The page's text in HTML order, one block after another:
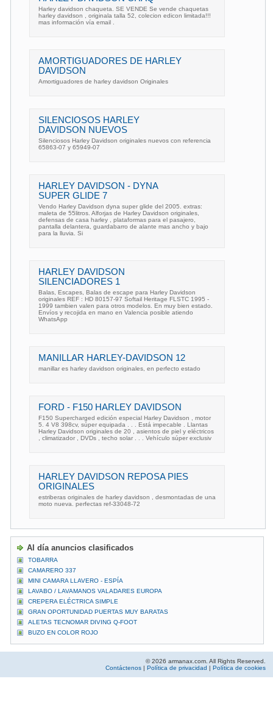
Harley davidson chaqueta. SE VENDE Se vende chaquetas
harley davidson , originala talla 52, colecion edicon limitada!!!
mas información vía email .
AMORTIGUADORES DE HARLEY
DAVIDSON
Amortiguadores de harley davidson Originales
SILENCIOSOS HARLEY
DAVIDSON NUEVOS
Silenciosos Harley Davidson originales nuevos con referencia
65863-07 y 65949-07
HARLEY DAVIDSON - DYNA
SUPER GLIDE 7
Vendo Harley Davidson dyna super glide del 2005. extras:
maleta de 55litros. Alforjas de Harley Davidson originales,
defensas de casa harley , plataformas para el pasajero,
pantalla delantera, guardabarro de alante mas ancho y bajo
para la lluvia. Si
HARLEY DAVIDSON
SILENCIADORES 1
Balas, Escapes, Balas de escape para Harley Davidson
originales REF : HD 80157-97 Softail Heritage FLSTC 1995 -
1999 tambien valen para otros modelos. En muy bien estado.
Envíos y recojida en mano en Valencia posible atiendo
WhatsApp
MANILLAR HARLEY-DAVIDSON 12
manillar es harley davidson originales, en perfecto estado
FORD - F150 HARLEY DAVIDSON
F150 Supercharged edición especial Harley Davidson , motor
5. 4 V8 398cv, súper equipada . . . Está impecable . Llantas
Harley Davidson originales de 20 , asientos de piel y eléctricos
, climatizador , DVDs , techo solar . . . Vehículo súper exclusiv
HARLEY DAVIDSON REPOSA PIES
ORIGINALES
estriberas originales de harley davidson , desmontadas de una
moto nueva. perfectas ref-33048-72
Al día anuncios clasificados
TOBARRA
CAMARERO 337
MINI CAMARA LLAVERO - ESPÍA
LAVABO / LAVAMANOS VALADARES EUROPA
CREPERA ELÉCTRICA SIMPLE
GRAN OPORTUNIDAD PUERTAS MUY BARATAS
ALETAS TECNOMAR DIVING Q-FOOT
BUZO EN COLOR ROJO
© 2026 armanax.com. All Rights Reserved.
Contáctenos | Política de privacidad | Política de cookies